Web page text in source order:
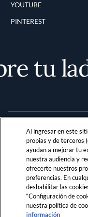
YOUTUBE
PINTEREST
tu
Terms
Al ingresar en este
propias y de terceros
ayudan a mejorar tu
nuestra audiencia y
ofrecerte nuestros
preferencias. En
deshabilitar las
“Configuración de
nuestra política de
información